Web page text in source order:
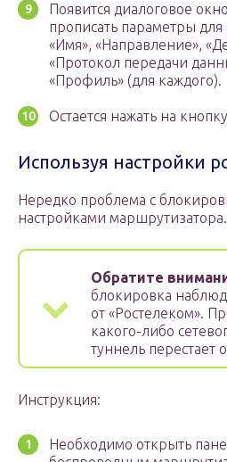
Появится диалоговое
прописать параметры
«Имя», «Направление»,
«Протокол передачи
«Профиль» (для каждого).
Остается нажать на
Используя настройки
Нередко проблема с
настройками маршрутизатора.
Обратите
блокировка
от «Ростелеком».
какого-либо
туннель перестает
Инструкция:
Необходимо открыть